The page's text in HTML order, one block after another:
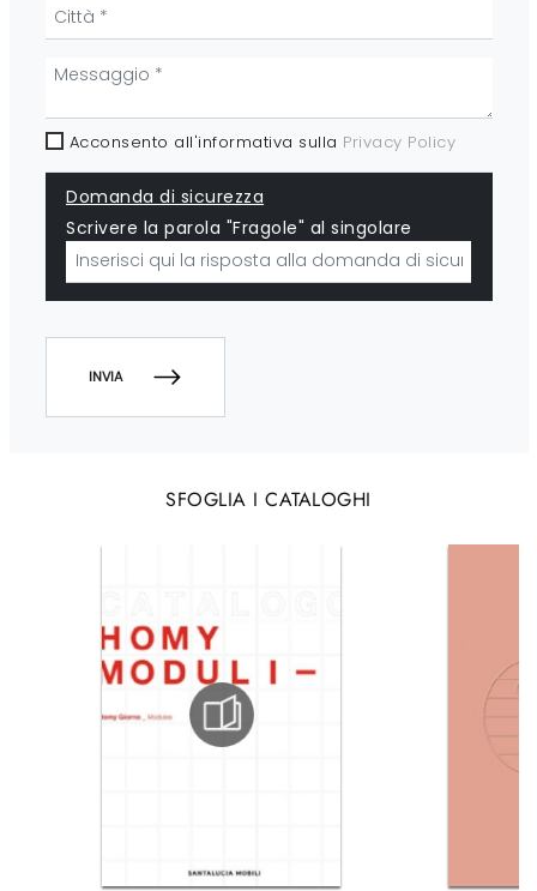
SFOGLIA I CATALOGHI
Acconsento all'informativa sulla Privacy Policy
Domanda di sicurezza
Scrivere la parola "Fragole" al singolare
INVIA